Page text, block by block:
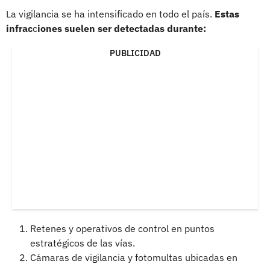
La vigilancia se ha intensificado en todo el país. Estas
infracciones suelen ser detectadas durante:
PUBLICIDAD
Retenes y operativos de control en puntos
estratégicos de las vías.
Cámaras de vigilancia y fotomultas ubicadas en